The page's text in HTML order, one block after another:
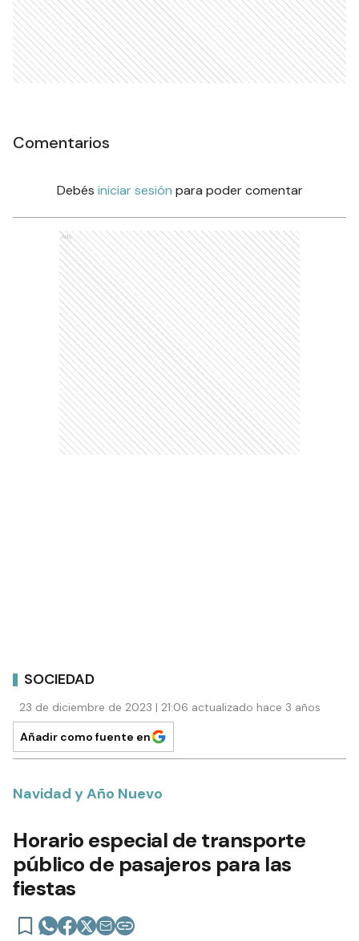
Comentarios
Debés iniciar sesión para poder comentar
Ads
SOCIEDAD
23 de diciembre de 2023 | 21:06 actualizado hace 3 años
Añadir como fuente en
Navidad y Año Nuevo
Horario especial de transporte
público de pasajeros para las
fiestas